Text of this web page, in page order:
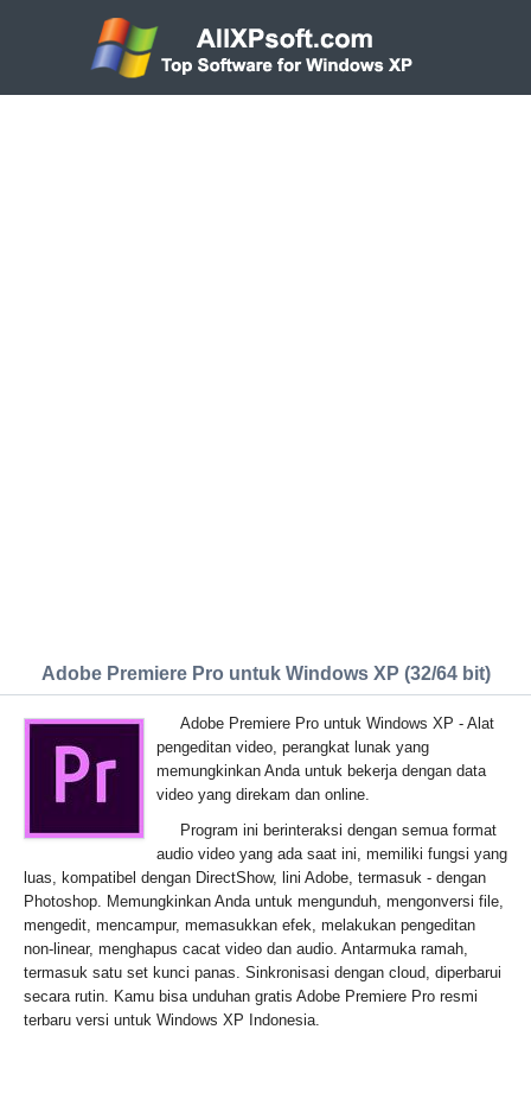
Adobe Premiere Pro untuk Windows XP (32/64 bit)
Adobe Premiere Pro untuk Windows XP - Alat
pengeditan video, perangkat lunak yang
memungkinkan Anda untuk bekerja dengan data
video yang direkam dan online.
Program ini berinteraksi dengan semua format
audio video yang ada saat ini, memiliki fungsi yang
luas, kompatibel dengan DirectShow, lini Adobe, termasuk - dengan
Photoshop. Memungkinkan Anda untuk mengunduh, mengonversi file,
mengedit, mencampur, memasukkan efek, melakukan pengeditan
non-linear, menghapus cacat video dan audio. Antarmuka ramah,
termasuk satu set kunci panas. Sinkronisasi dengan cloud, diperbarui
secara rutin. Kamu bisa unduhan gratis Adobe Premiere Pro resmi
terbaru versi untuk Windows XP Indonesia.